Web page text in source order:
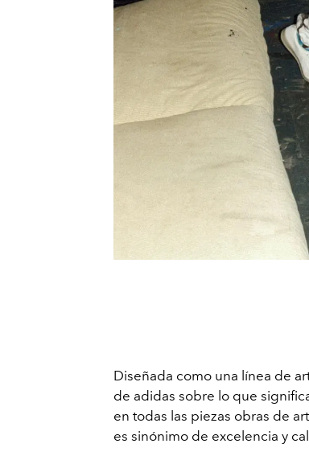
Diseñada como una línea de
de adidas sobre lo que
en todas las piezas obras de
es sinónimo de excelencia y